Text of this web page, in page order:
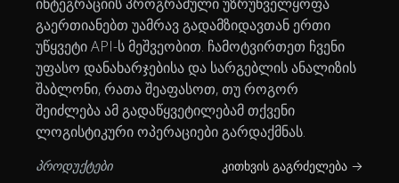
ინტეგრაციის პროგრამული უზრუნველყოფა
გაერთიანებთ უამრავ გადამზიდავთან ერთი
უწყვეტი API-ს მეშვეობით. ჩამოტვირთეთ ჩვენი
უფასო დანახარჯებისა და სარგებლის ანალიზის
შაბლონი, რათა შეაფასოთ, თუ როგორ
შეიძლება ამ გადაწყვეტილებამ თქვენი
ლოგისტიკური ოპერაციები გარდაქმნას.
პროდუქტები კითხვის გაგრძელება →